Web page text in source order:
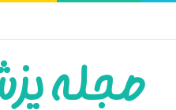
مجله